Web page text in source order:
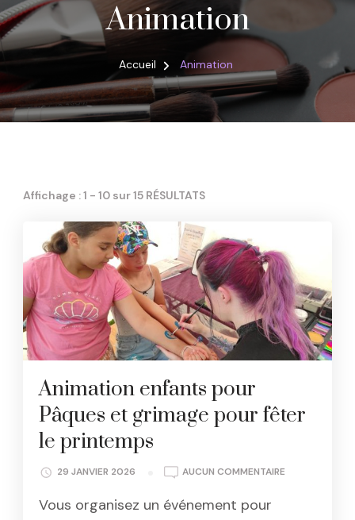
Animation
Accueil Animation
Affichage : 1 - 10 sur 15 RÉSULTATS
Animation enfants pour
Pâques et grimage pour fêter
le printemps
29 JANVIER 2026 AUCUN COMMENTAIRE
Vous organisez un événement pour